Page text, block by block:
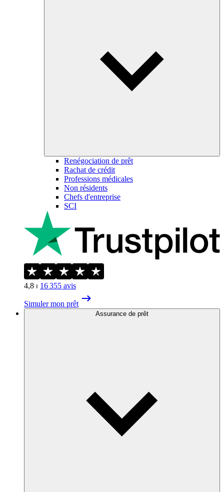
Renégociation de prêt
Rachat de crédit
Professions médicales
Non résidents
Chefs d'entreprise
SCI
4,8 ⏐ 16 355 avis
Simuler mon prêt
Assurance de prêt